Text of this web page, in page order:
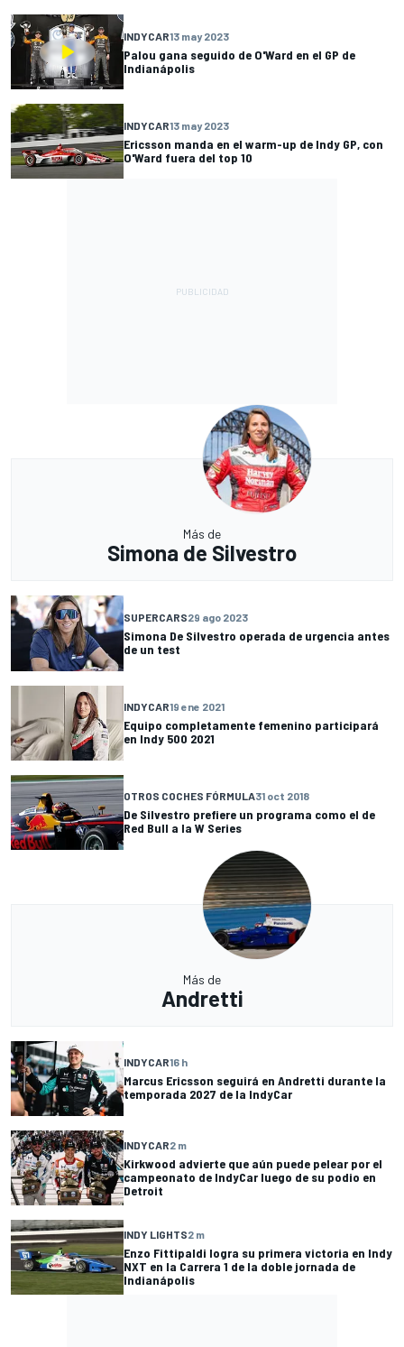
INDYCAR13 may 2023
Palou gana seguido de O'Ward en el GP de
Indianápolis
INDYCAR13 may 2023
Ericsson manda en el warm-up de Indy GP, con
O'Ward fuera del top 10
Más de
Simona de Silvestro
SUPERCARS29 ago 2023
Simona De Silvestro operada de urgencia antes
de un test
INDYCAR19 ene 2021
Equipo completamente femenino participará
en Indy 500 2021
OTROS COCHES FÓRMULA31 oct 2018
De Silvestro prefiere un programa como el de
Red Bull a la W Series
Más de
Andretti
INDYCAR16 h
Marcus Ericsson seguirá en Andretti durante la
temporada 2027 de la IndyCar
INDYCAR2 m
Kirkwood advierte que aún puede pelear por el
campeonato de IndyCar luego de su podio en
Detroit
INDY LIGHTS2 m
Enzo Fittipaldi logra su primera victoria en Indy
NXT en la Carrera 1 de la doble jornada de
Indianápolis